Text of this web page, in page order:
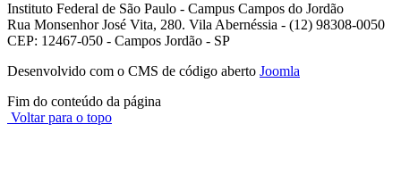
Instituto Federal de São Paulo - Campus Campos do Jordão
Rua Monsenhor José Vita, 280. Vila Abernéssia - (12) 98308-0050
CEP: 12467-050 - Campos Jordão - SP
Desenvolvido com o CMS de código aberto Joomla
Fim do conteúdo da página
Voltar para o topo